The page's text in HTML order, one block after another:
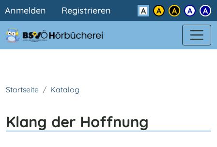
Direkt zum Inhalt
Benutzermenü
Anmelden Registrieren Kontrast
Startseite Katalog
Klang der Hoffnung